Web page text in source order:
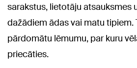
sarakstus, lietotāju atsauksmes
dažādiem ādas vai matu tipiem.
pārdomātu lēmumu, par kuru
priecāties.